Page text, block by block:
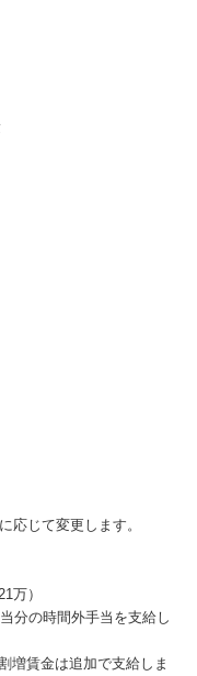
応じて変更します。
万）
分の時間外手当を支給し
増賃金は追加で支給しま